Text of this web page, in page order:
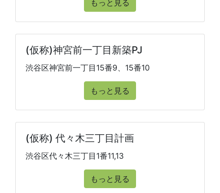
もっと見る
(仮称)神宮前一丁目新築PJ
渋谷区神宮前一丁目15番9、15番10
もっと見る
(仮称) 代々木三丁目計画
渋谷区代々木三丁目1番11,13
もっと見る